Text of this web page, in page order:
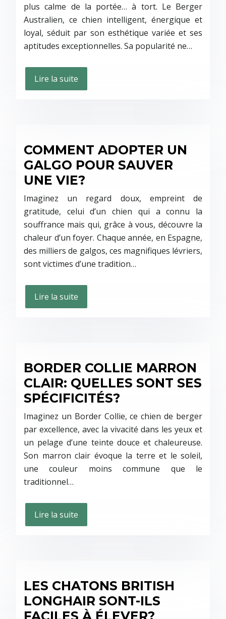
plus calme de la portée… à tort. Le Berger
Australien, ce chien intelligent, énergique et
loyal, séduit par son esthétique variée et ses
aptitudes exceptionnelles. Sa popularité ne…
Lire la suite
COMMENT ADOPTER UN
GALGO POUR SAUVER
UNE VIE?
Imaginez un regard doux, empreint de
gratitude, celui d’un chien qui a connu la
souffrance mais qui, grâce à vous, découvre la
chaleur d’un foyer. Chaque année, en Espagne,
des milliers de galgos, ces magnifiques lévriers,
sont victimes d’une tradition…
Lire la suite
BORDER COLLIE MARRON
CLAIR: QUELLES SONT SES
SPÉCIFICITÉS?
Imaginez un Border Collie, ce chien de berger
par excellence, avec la vivacité dans les yeux et
un pelage d’une teinte douce et chaleureuse.
Son marron clair évoque la terre et le soleil,
une couleur moins commune que le
traditionnel…
Lire la suite
LES CHATONS BRITISH
LONGHAIR SONT-ILS
FACILES À ÉLEVER?